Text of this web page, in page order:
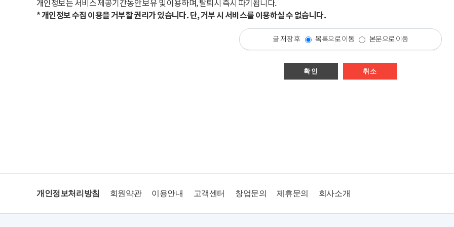
* 개인정보 수집 이용을 거부할 권리가 있습니다. 단, 거부 시 서비스를 이용하실 수 없습니다.
글 저장 후 목록으로 이동 본문으로 이동
확인 취소
개인정보처리방침 회원약관 이용안내 고객센터 창업문의 제휴문의 회사소개